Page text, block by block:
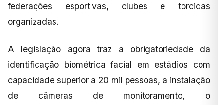
federações esportivas, clubes e torcidas
organizadas.
A legislação agora traz a obrigatoriedade da
identificação biométrica facial em estádios com
capacidade superior a 20 mil pessoas, a instalação
de câmeras de monitoramento, o